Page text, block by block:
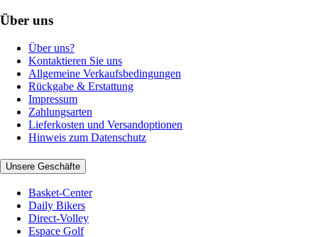
Über uns
Über uns?
Kontaktieren Sie uns
Allgemeine Verkaufsbedingungen
Rückgabe & Erstattung
Impressum
Zahlungsarten
Lieferkosten und Versandoptionen
Hinweis zum Datenschutz
Unsere Geschäfte
Basket-Center
Daily Bikers
Direct-Volley
Espace Golf